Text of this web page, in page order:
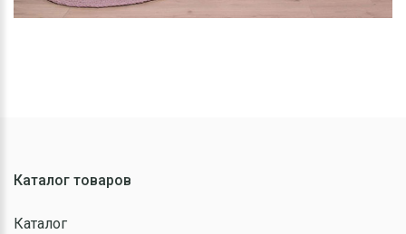
Каталог товаров
Каталог